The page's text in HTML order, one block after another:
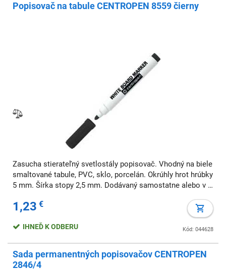
Popisovač na tabule CENTROPEN 8559 čierny
Zasucha stierateľný svetlostály popisovač. Vhodný na biele
smaltované tabule, PVC, sklo, porcelán. Okrúhly hrot hrúbky
5 mm. Šírka stopy 2,5 mm. Dodávaný samostatne alebo v 4
Šírka stopy: 2,5 m
1,23 €
Kód: 044628
IHNEĎ K ODBERU
Sada permanentných popisovačov CENTROPEN
2846/4